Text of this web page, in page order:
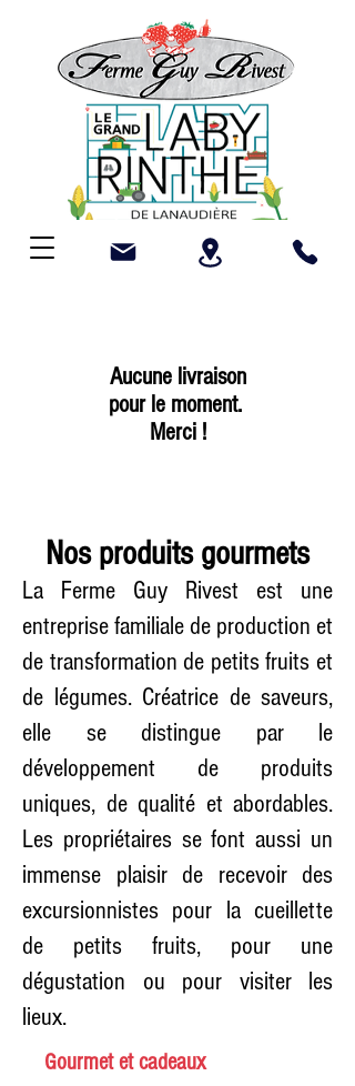
Aucune livraison
pour le moment.
Merci !
Nos produits gourmets
La Ferme Guy Rivest est une
entreprise familiale de production et
de transformation de petits fruits et
de légumes. Créatrice de saveurs,
elle se distingue par le
développement de produits
uniques, de qualité et abordables.
Les propriétaires se font aussi un
immense plaisir de recevoir des
excursionnistes pour la cueillette
de petits fruits, pour une
dégustation ou pour visiter les
lieux.
Gourmet et cadeaux